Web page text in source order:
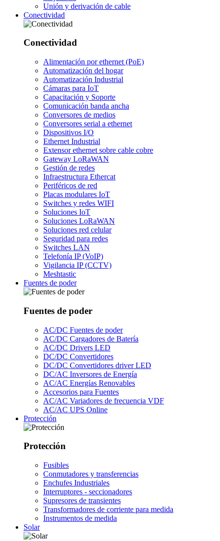
Unión y derivación de cable
Conectividad
Conectividad
Alimentación por ethernet (PoE)
Automatización del hogar
Automatización Industrial
Cámaras para IoT
Capacitación y Soporte
Comunicación banda ancha
Conversores de medios
Conversores serial a ethernet
Dispositivos I/O
Ethernet Industrial
Extensor ethernet sobre cable cobre
Gateway LoRaWAN
Gestión de redes
Infraestructura Ethercat
Periféricos de red
Placas modulares IoT
Switches y redes WIFI
Soluciones IoT
Soluciones LoRaWAN
Soluciones red celular
Seguridad para redes
Switches LAN
Telefonía IP (VoIP)
Vigilancia IP (CCTV)
Meshtastic
Fuentes de poder
Fuentes de poder
AC/DC Fuentes de poder
AC/DC Cargadores de Batería
AC/DC Drivers LED
DC/DC Convertidores
DC/DC Convertidores driver LED
DC/AC Inversores de Energía
AC/AC Energías Renovables
Accesorios para Fuentes
AC/AC Variadores de frecuencia VDF
AC/AC UPS Online
Protección
Protección
Fusibles
Conmutadores y transferencias
Enchufes Industriales
Interruptores - seccionadores
Supresores de transientes
Transformadores de corriente para medida
Instrumentos de medida
Solar